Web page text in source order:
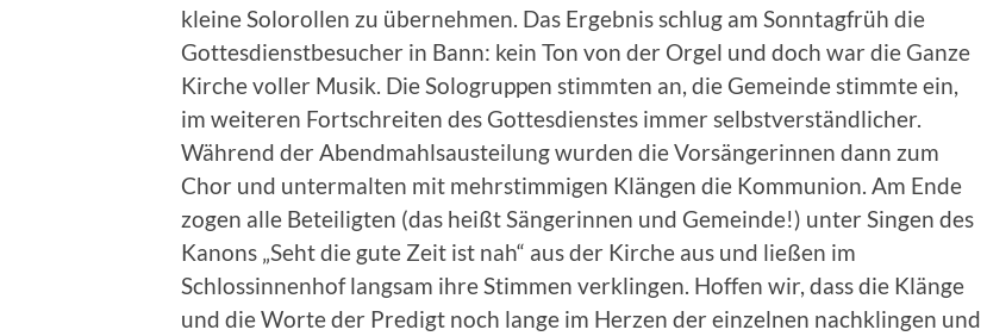
kleine Solorollen zu übernehmen. Das Ergebnis schlug am Sonntagfrüh die
Gottesdienstbesucher in Bann: kein Ton von der Orgel und doch war die Ganze
Kirche voller Musik. Die Sologruppen stimmten an, die Gemeinde stimmte ein,
im weiteren Fortschreiten des Gottesdienstes immer selbstverständlicher.
Während der Abendmahlsausteilung wurden die Vorsängerinnen dann zum
Chor und untermalten mit mehrstimmigen Klängen die Kommunion. Am Ende
zogen alle Beteiligten (das heißt Sängerinnen und Gemeinde!) unter Singen des
Kanons „Seht die gute Zeit ist nah“ aus der Kirche aus und ließen im
Schlossinnenhof langsam ihre Stimmen verklingen. Hoffen wir, dass die Klänge
und die Worte der Predigt noch lange im Herzen der einzelnen nachklingen und